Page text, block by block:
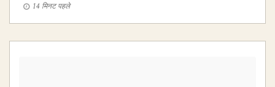
14 मिनट पहले